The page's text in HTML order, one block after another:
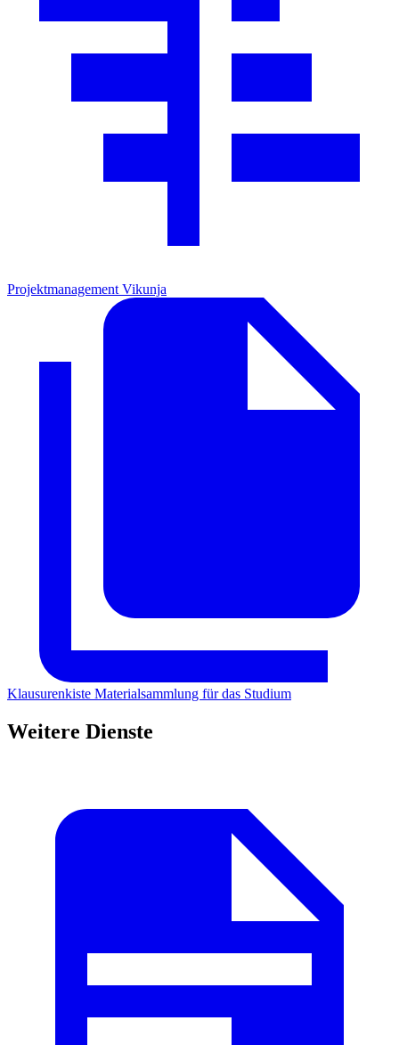
Projektmanagement Vikunja
Klausurenkiste Materialsammlung für das Studium
Weitere Dienste